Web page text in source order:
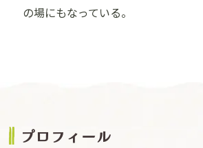
の場にもなっている。
プロフィール